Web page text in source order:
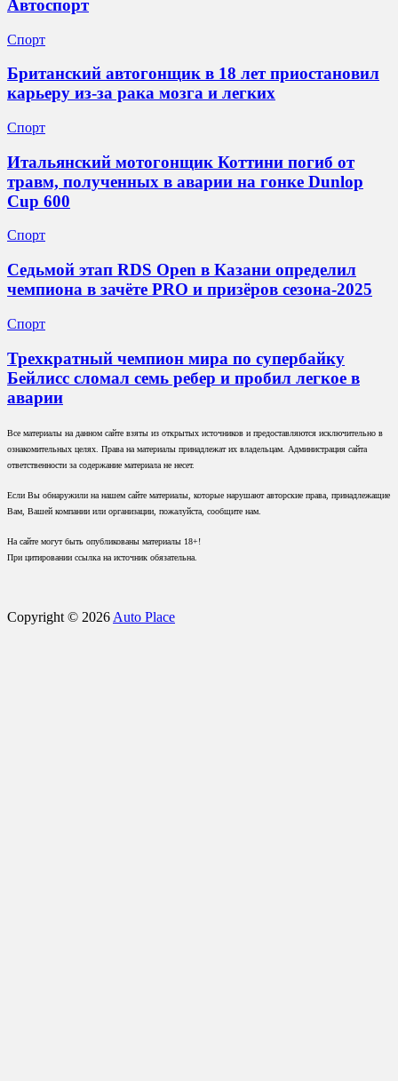
Автоспорт
Спорт
Британский автогонщик в 18 лет приостановил
карьеру из‑за рака мозга и легких
Спорт
Итальянский мотогонщик Коттини погиб от
травм, полученных в аварии на гонке Dunlop
Cup 600
Спорт
Седьмой этап RDS Open в Казани определил
чемпиона в зачёте PRO и призёров сезона-2025
Спорт
Трехкратный чемпион мира по супербайку
Бейлисс сломал семь ребер и пробил легкое в
аварии
Все материалы на данном сайте взяты из открытых источников и предоставляются исключительно в
ознакомительных целях. Права на материалы принадлежат их владельцам. Администрация сайта
ответственности за содержание материала не несет.
Если Вы обнаружили на нашем сайте материалы, которые нарушают авторские права, принадлежащие
Вам, Вашей компании или организации, пожалуйста, сообщите нам.
На сайте могут быть опубликованы материалы 18+!
При цитировании ссылка на источник обязательна.
Copyright © 2026 Auto Place